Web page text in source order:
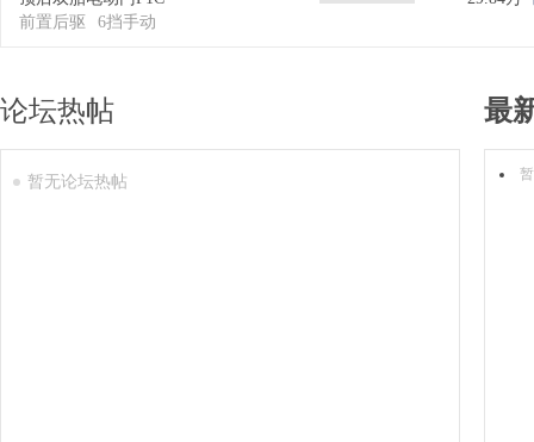
前置后驱
6挡手动
论坛热帖
暂无论坛热帖
最